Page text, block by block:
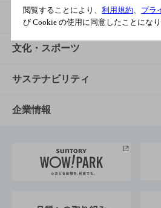
商品TOP
商品一覧
商品発売情報
栄養成分一覧
知る・楽しむ
知る・楽しむTOP
キャンペーン
工場見学
地域情報
文化・スポーツ
文化・スポーツTOP
サントリーホール
サントリーサンバーズ大阪
サステナビリティ
サステナビリティTOP
サントリーが考えるサステナ
企業情報
企業概要
閲覧することにより、 利用規約、 プラ
び Cookie の使用に同意したことになり